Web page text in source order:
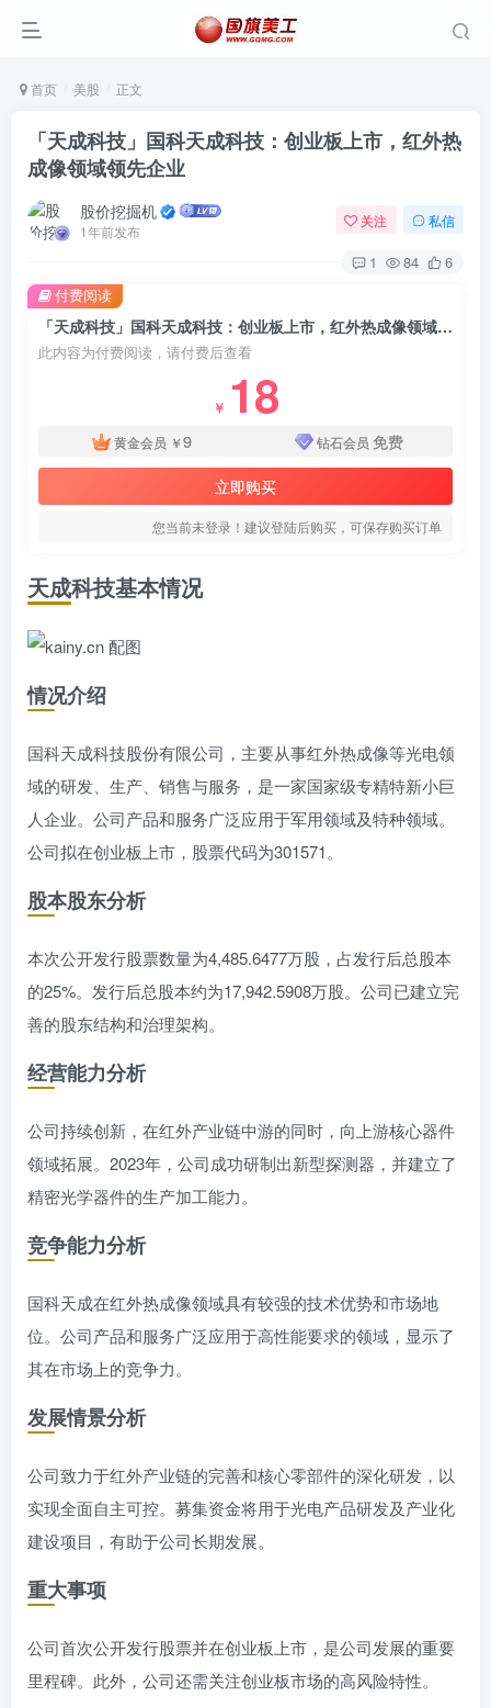
首页 美股 正文
「天成科技」国科天成科技：创业板上市，红外热
成像领域领先企业
股价挖掘机
1年前发布
关注 私信
1 84 6
「天成科技」国科天成科技：创业板上市，红外热成像领域领先企业
此内容为付费阅读，请付费后查看
￥ 18
黄金会员 ￥9 钻石会员 免费
立即购买
您当前未登录！建议登陆后购买，可保存购买订单
付费阅读
天成科技基本情况
情况介绍
国科天成科技股份有限公司，主要从事红外热成像等光电领
域的研发、生产、销售与服务，是一家国家级专精特新小巨
人企业。公司产品和服务广泛应用于军用领域及特种领域。
公司拟在创业板上市，股票代码为301571。
股本股东分析
本次公开发行股票数量为4,485.6477万股，占发行后总股本
的25%。发行后总股本约为17,942.5908万股。公司已建立完
善的股东结构和治理架构。
经营能力分析
公司持续创新，在红外产业链中游的同时，向上游核心器件
领域拓展。2023年，公司成功研制出新型探测器，并建立了
精密光学器件的生产加工能力。
竞争能力分析
国科天成在红外热成像领域具有较强的技术优势和市场地
位。公司产品和服务广泛应用于高性能要求的领域，显示了
其在市场上的竞争力。
发展情景分析
公司致力于红外产业链的完善和核心零部件的深化研发，以
实现全面自主可控。募集资金将用于光电产品研发及产业化
建设项目，有助于公司长期发展。
重大事项
公司首次公开发行股票并在创业板上市，是公司发展的重要
里程碑。此外，公司还需关注创业板市场的高风险特性。